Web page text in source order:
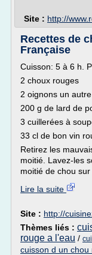
Site : http://
Recettes de
Française
Cuisson: 5 à 6 h.
2 choux rouges
2 oignons un
200 g de lard de
3 cuillerées à
33 cl de bon vin
Retirez les
moitié. Lavez-les
moitié de chou sur
Lire la suite
Site : http://
Thèmes liés :
rouge a l'eau /
cuisson d un chou